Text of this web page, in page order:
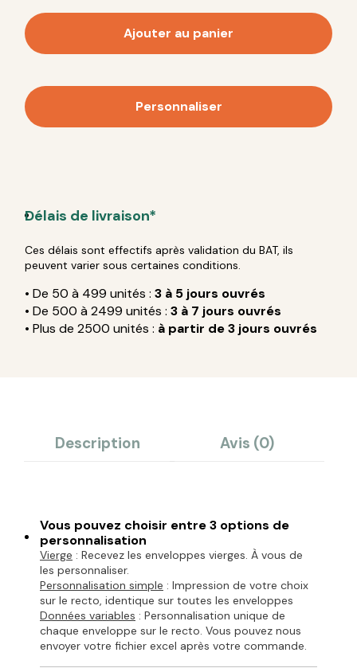
Ajouter au panier
Personnaliser
Délais de livraison*
Ces délais sont effectifs après validation du BAT, ils
peuvent varier sous certaines conditions.
• De 50 à 499 unités :3 à 5 jours ouvrés
• De 500 à 2499 unités :3 à 7 jours ouvrés
• Plus de 2500 unités : à partir de 3 jours ouvrés
Description Avis (0)
Vous pouvez choisir entre 3 options de
personnalisation
Vierge : Recevez les enveloppes vierges. À vous de
les personnaliser.
Personnalisation simple : Impression de votre choix
sur le recto, identique sur toutes les enveloppes
Données variables : Personnalisation unique de
chaque enveloppe sur le recto. Vous pouvez nous
envoyer votre fichier excel après votre commande.